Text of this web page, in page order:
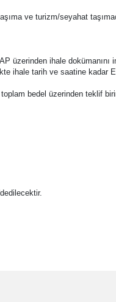
ve turizm/seyahat
üzerinden ihale dokümanını
ihale tarih ve saatine kadar
bedel üzerinden teklif